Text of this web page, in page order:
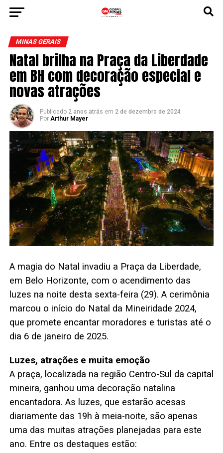
MINAS GERAIS
Natal brilha na Praça da Liberdade
em BH com decoração especial e
novas atrações
Publicado 2 anos atrás em 2 de dezembro de 2024
Por Arthur Mayer
A magia do Natal invadiu a Praça da Liberdade,
em Belo Horizonte, com o acendimento das
luzes na noite desta sexta-feira (29). A cerimônia
marcou o início do Natal da Mineiridade 2024,
que promete encantar moradores e turistas até o
dia 6 de janeiro de 2025.
Luzes, atrações e muita emoção
A praça, localizada na região Centro-Sul da capital
mineira, ganhou uma decoração natalina
encantadora. As luzes, que estarão acesas
diariamente das 19h à meia-noite, são apenas
uma das muitas atrações planejadas para este
ano. Entre os destaques estão: